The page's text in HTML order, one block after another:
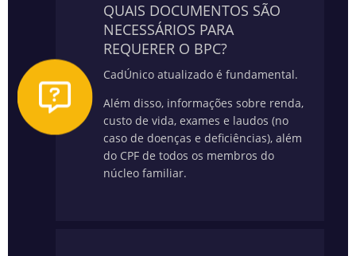
QUAIS DOCUMENTOS SÃO
NECESSÁRIOS PARA
REQUERER O BPC?
CadÚnico atualizado é fundamental.
Além disso, informações sobre renda,
custo de vida, exames e laudos (no
caso de doenças e deficiências), além
do CPF de todos os membros do
núcleo familiar.